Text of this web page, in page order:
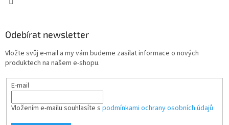
Odebírat newsletter
Vložte svůj e-mail a my vám budeme zasílat informace o nových
produktech na našem e-shopu.
E-mail
Vložením e-mailu souhlasíte s podmínkami ochrany osobních údajů